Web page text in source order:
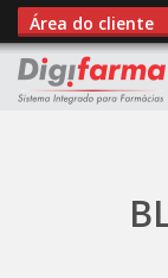
Área do cliente